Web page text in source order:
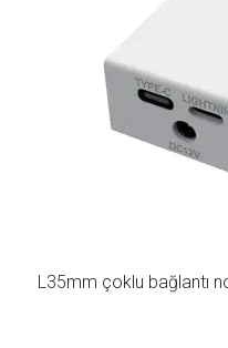
L35mm çoklu bağlantı